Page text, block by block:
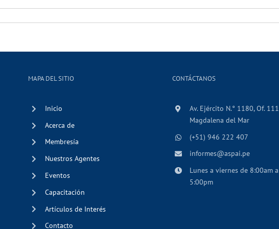
MAPA DEL SITIO
Inicio
Acerca de
Membresía
Nuestros Agentes
Eventos
Capacitación
Artículos de Interés
Contacto
CONTÁCTANOS
Av. Ejército N.° 1180, Of.
Magdalena del Mar
(+51) 946 222 407
informes@aspai.pe
Lunes a viernes de 8:00am a
5:00pm